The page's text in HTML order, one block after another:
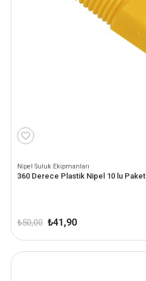
Nipel Suluk Ekipmanları
360 Derece Plastik Nipel 10 lu Paket
₺50,00 Orijinal
₺ 50,00.
₺41,90Şu
fiyat:
₺ 41,90.